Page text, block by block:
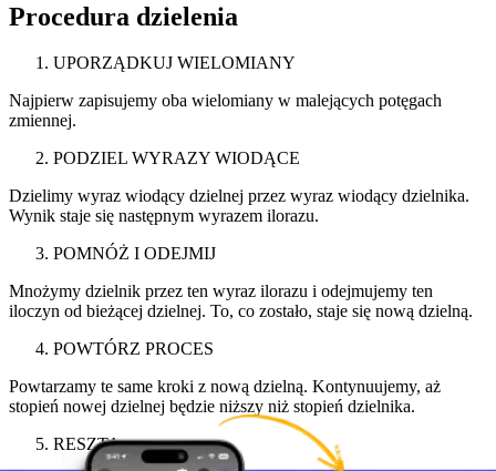
Procedura dzielenia
UPORZĄDKUJ WIELOMIANY
Najpierw zapisujemy oba wielomiany w malejących potęgach
zmiennej.
PODZIEL WYRAZY WIODĄCE
Dzielimy wyraz wiodący dzielnej przez wyraz wiodący dzielnika.
Wynik staje się następnym wyrazem ilorazu.
POMNÓŻ I ODEJMIJ
Mnożymy dzielnik przez ten wyraz ilorazu i odejmujemy ten
iloczyn od bieżącej dzielnej. To, co zostało, staje się nową dzielną.
POWTÓRZ PROCES
Powtarzamy te same kroki z nową dzielną. Kontynuujemy, aż
stopień nowej dzielnej będzie niższy niż stopień dzielnika.
RESZTA